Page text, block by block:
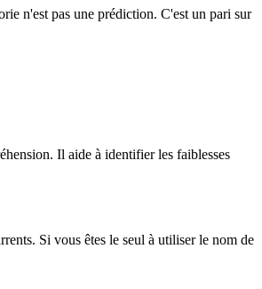
n'est pas une prédiction. C'est un pari sur
Il aide à identifier les faiblesses
Si vous êtes le seul à utiliser le nom de